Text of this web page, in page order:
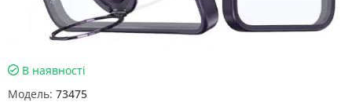
В наявності
Модель: 73475